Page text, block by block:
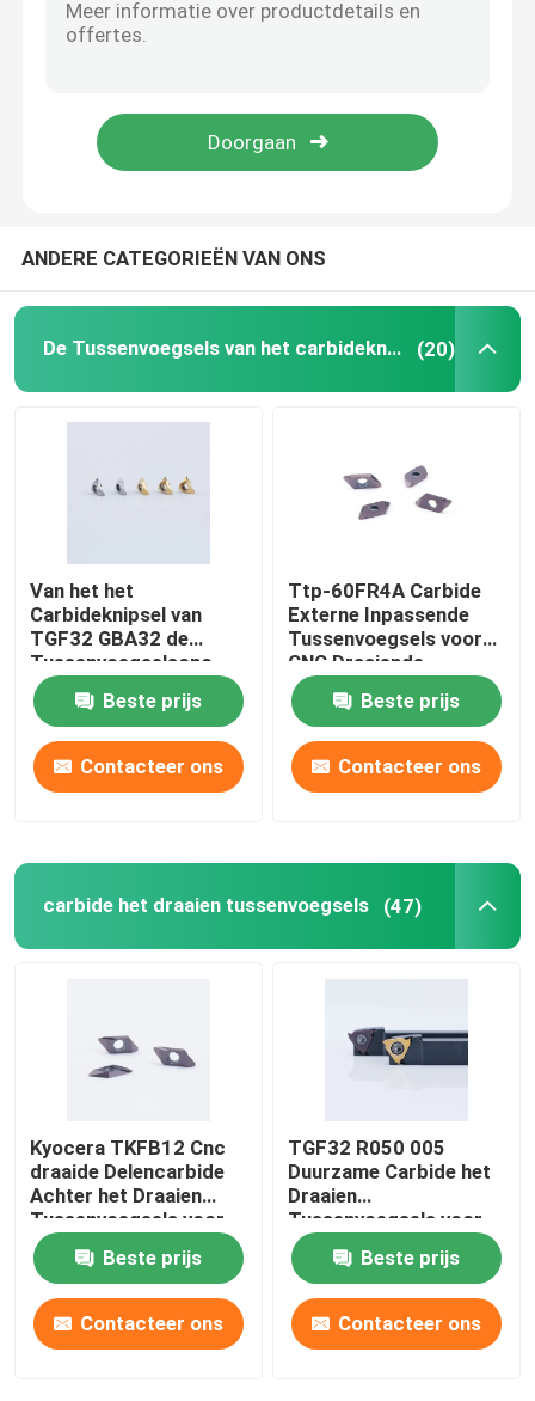
De Componenten van de stempelvorm
de tussenvoegsels van het carbidemalen
PCD-het Draaien Tussenvoegsels
De Hulpmiddelen van de carbideboring
Het Malensnijders van het carbidebeëindigen
CNC Hulpmiddelhouder
ANDERE CATEGORIEËN VAN ONS
De Tussenvoegsels van het carbideknipsel (20)
Van het het
Carbideknipsel van
TGF32 GBA32 de
Tussenvoegselscnc
Draaibank verticaal-
Geïnstalleerde Precisie
Beste prijs
Contacteer ons
Ttp-60FR4A Carbide
Externe Inpassende
Tussenvoegsels voor
CNC Draaiende
Beste prijs
Contacteer ons
carbide het draaien tussenvoegsels (47)
Kyocera TKFB12 Cnc
draaide Delencarbide
Achter het Draaien
Tussenvoegsels voor
Draaibankmetaalbewerking
Beste prijs
Contacteer ons
TGF32 R050 005
Duurzame Carbide het
Draaien
Tussenvoegsels voor
CNC Draaibank die het
Machinaal bewerken
groeven
Beste prijs
Contacteer ons